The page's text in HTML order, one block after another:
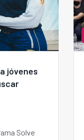
jóvenes
Solve